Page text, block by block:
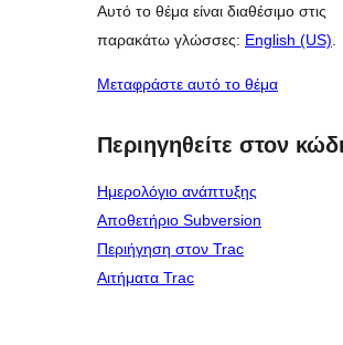
Αυτό το θέμα είναι διαθέσιμο στις
παρακάτω γλώσσες: English (US).
Μεταφράστε αυτό το θέμα
Περιηγηθείτε στον
Ημερολόγιο ανάπτυξης
Αποθετήριο Subversion
Περιήγηση στον Trac
Αιτήματα Trac